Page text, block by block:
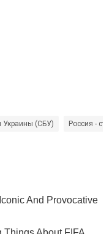
Украины (СБУ) Россия -